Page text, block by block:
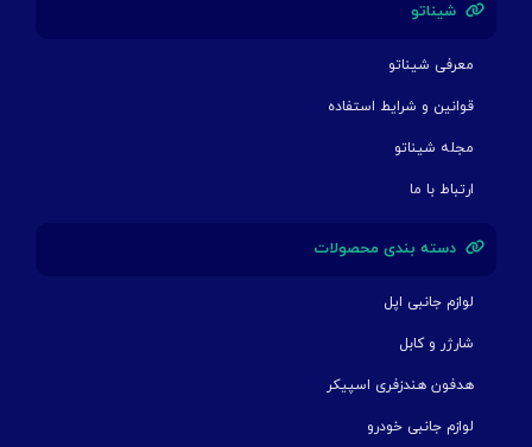
شیناتو
معرفی شیناتو
قوانین و شرایط استفاده
مجله شیناتو
ارتباط با ما
دسته بندی محصولات
لوازم جانبی اپل
شارژر و کابل
هدفون هندزفری اسپیکر
لوازم جانبی خودرو